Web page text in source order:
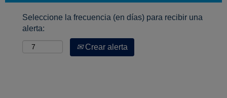
Seleccione la frecuencia (en días) para recibir una
alerta:
Crear alerta